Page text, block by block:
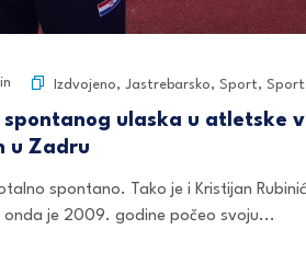
Izdvojeno, Jastrebarsko, Sport,
spontanog ulaska u atletske
u Zadru
spontano. Tako je i Kristijan
je 2009. godine počeo svoju...